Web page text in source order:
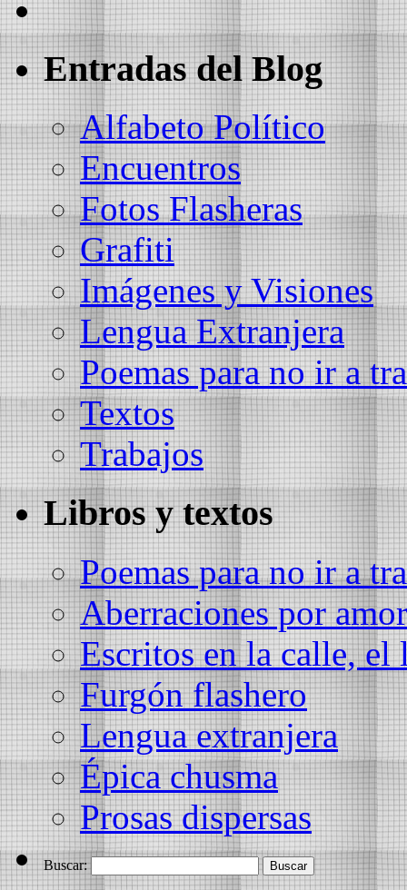
Entradas del Blog
Alfabeto Político
Encuentros
Fotos Flasheras
Grafiti
Imágenes y Visiones
Lengua Extranjera
Poemas para no ir a
Textos
Trabajos
Libros y textos
Poemas para no ir a
Aberraciones por amor
Escritos en la calle, el
Furgón flashero
Lengua extranjera
Épica chusma
Prosas dispersas
Buscar: